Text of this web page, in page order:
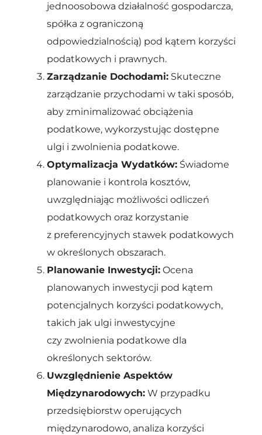
jednoosobowa działalność gospodarcza,
spółka z ograniczoną
odpowiedzialnością) pod kątem korzyści
podatkowych i prawnych.
Zarządzanie Dochodami: Skuteczne
zarządzanie przychodami w taki sposób,
aby zminimalizować obciążenia
podatkowe, wykorzystując dostępne
ulgi i zwolnienia podatkowe.
Optymalizacja Wydatków: Świadome
planowanie i kontrola kosztów,
uwzględniając możliwości odliczeń
podatkowych oraz korzystanie
z preferencyjnych stawek podatkowych
w określonych obszarach.
Planowanie Inwestycji: Ocena
planowanych inwestycji pod kątem
potencjalnych korzyści podatkowych,
takich jak ulgi inwestycyjne
czy zwolnienia podatkowe dla
określonych sektorów.
Uwzględnienie Aspektów
Międzynarodowych: W przypadku
przedsiębiorstw operujących
międzynarodowo, analiza korzyści